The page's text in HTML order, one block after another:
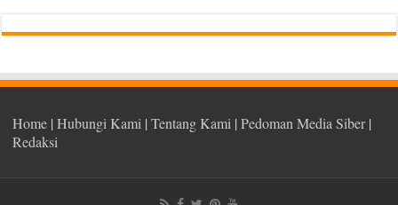
Home |Hubungi Kami |Tentang Kami |Pedoman Media Siber|
Redaksi